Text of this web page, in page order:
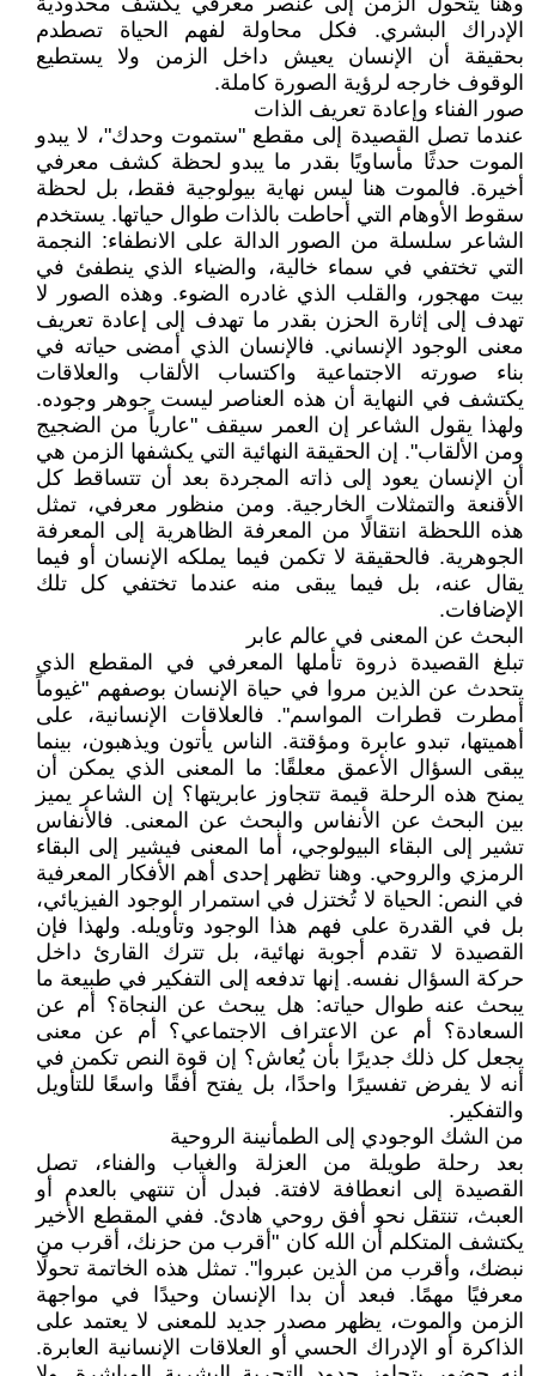
الإدراك البشري. فكل محاولة لفهم الحياة تصطدم
بحقيقة أن الإنسان يعيش داخل الزمن ولا يستطيع
الوقوف خارجه لرؤية الصورة كاملة.
صور الفناء وإعادة تعريف الذات
عندما تصل القصيدة إلى مقطع "ستموت وحدك"، لا يبدو
الموت حدثًا مأساويًا بقدر ما يبدو لحظة كشف معرفي
أخيرة. فالموت هنا ليس نهاية بيولوجية فقط، بل لحظة
سقوط الأوهام التي أحاطت بالذات طوال حياتها. يستخدم
الشاعر سلسلة من الصور الدالة على الانطفاء: النجمة
التي تختفي في سماء خالية، والضياء الذي ينطفئ في
بيت مهجور، والقلب الذي غادره الضوء. وهذه الصور لا
تهدف إلى إثارة الحزن بقدر ما تهدف إلى إعادة تعريف
معنى الوجود الإنساني. فالإنسان الذي أمضى حياته في
بناء صورته الاجتماعية واكتساب الألقاب والعلاقات
يكتشف في النهاية أن هذه العناصر ليست جوهر وجوده.
ولهذا يقول الشاعر إن العمر سيقف "عارياً من الضجيج
ومن الألقاب". إن الحقيقة النهائية التي يكشفها الزمن هي
أن الإنسان يعود إلى ذاته المجردة بعد أن تتساقط كل
الأقنعة والتمثلات الخارجية. ومن منظور معرفي، تمثل
هذه اللحظة انتقالًا من المعرفة الظاهرية إلى المعرفة
الجوهرية. فالحقيقة لا تكمن فيما يملكه الإنسان أو فيما
يقال عنه، بل فيما يبقى منه عندما تختفي كل تلك
الإضافات.
البحث عن المعنى في عالم عابر
تبلغ القصيدة ذروة تأملها المعرفي في المقطع الذي
يتحدث عن الذين مروا في حياة الإنسان بوصفهم "غيوماً
أمطرت قطرات المواسم". فالعلاقات الإنسانية، على
أهميتها، تبدو عابرة ومؤقتة. الناس يأتون ويذهبون، بينما
يبقى السؤال الأعمق معلقًا: ما المعنى الذي يمكن أن
يمنح هذه الرحلة قيمة تتجاوز عابريتها؟ إن الشاعر يميز
بين البحث عن الأنفاس والبحث عن المعنى. فالأنفاس
تشير إلى البقاء البيولوجي، أما المعنى فيشير إلى البقاء
الرمزي والروحي. وهنا تظهر إحدى أهم الأفكار المعرفية
في النص: الحياة لا تُختزل في استمرار الوجود الفيزيائي،
بل في القدرة على فهم هذا الوجود وتأويله. ولهذا فإن
القصيدة لا تقدم أجوبة نهائية، بل تترك القارئ داخل
حركة السؤال نفسه. إنها تدفعه إلى التفكير في طبيعة ما
يبحث عنه طوال حياته: هل يبحث عن النجاة؟ أم عن
السعادة؟ أم عن الاعتراف الاجتماعي؟ أم عن معنى
يجعل كل ذلك جديرًا بأن يُعاش؟ إن قوة النص تكمن في
أنه لا يفرض تفسيرًا واحدًا، بل يفتح أفقًا واسعًا للتأويل
والتفكير.
من الشك الوجودي إلى الطمأنينة الروحية
بعد رحلة طويلة من العزلة والغياب والفناء، تصل
القصيدة إلى انعطافة لافتة. فبدل أن تنتهي بالعدم أو
العبث، تنتقل نحو أفق روحي هادئ. ففي المقطع الأخير
يكتشف المتكلم أن الله كان "أقرب من حزنك، أقرب من
نبضك، وأقرب من الذين عبروا". تمثل هذه الخاتمة تحولًا
معرفيًا مهمًا. فبعد أن بدا الإنسان وحيدًا في مواجهة
الزمن والموت، يظهر مصدر جديد للمعنى لا يعتمد على
الذاكرة أو الإدراك الحسي أو العلاقات الإنسانية العابرة.